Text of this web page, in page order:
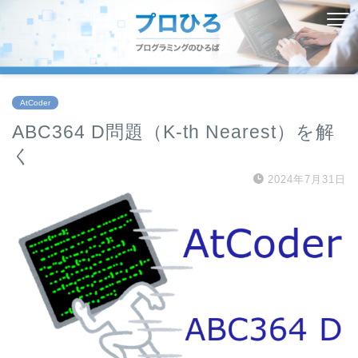
AtCoder
ABC364 D問題（K-th Nearest）を解
く
2024年7月31日